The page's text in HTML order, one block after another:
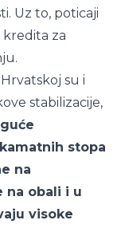
Uz to, poticaji
za
su i
stabilizacije,
stopa
na
na obali i u
visoke